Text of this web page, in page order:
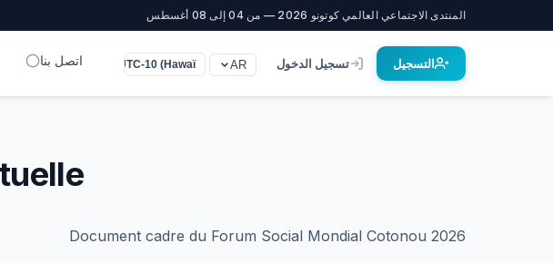
المنتدى الاجتماعي العالمي كوتونو 2026 — من 04 إلى 08 أغسطس
اتصل بنا UTC-10 (Hawaï) AR تسجيل الدخول التسجيل
Document cadre du Forum Social Mondial Cotonou 2026